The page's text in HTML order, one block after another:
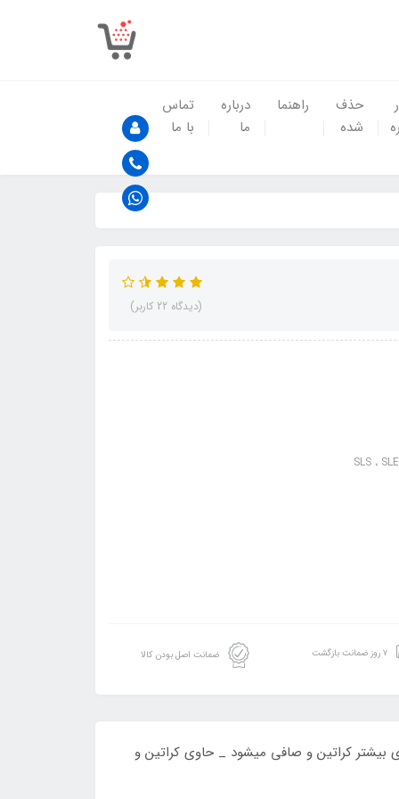
حذف
شده
راهنما
درباره
ما
تماس
با ما
(دیدگاه 22 کاربر)
۷ روز ضمانت بازگشت ضمانت اصل بودن کالا
بیشتر کراتین و صافی میشود _ حاوی کراتین و